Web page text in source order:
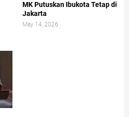
MK Putuskan Ibukota Tetap di
Jakarta
May 14, 2026